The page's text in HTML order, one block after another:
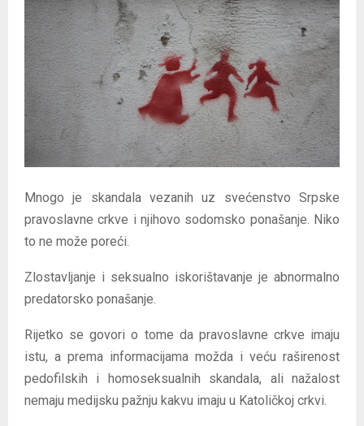
M
U
Mnogo je skandala vezanih uz svećenstvo Srpske
pravoslavne crkve i njihovo sodomsko ponašanje. Niko
to ne može poreći.
Zlostavljanje i seksualno iskorištavanje je abnormalno
predatorsko ponašanje.
Rijetko se govori o tome da pravoslavne crkve imaju
istu, a prema informacijama možda i veću raširenost
pedofilskih i homoseksualnih skandala, ali nažalost
nemaju medijsku pažnju kakvu imaju u Katoličkoj crkvi.